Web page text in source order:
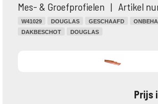
Mes- & Groefprofielen | Artikel
W41029 DOUGLAS GESCHAAFD
DAKBESCHOT
DOUGLAS
Prijs